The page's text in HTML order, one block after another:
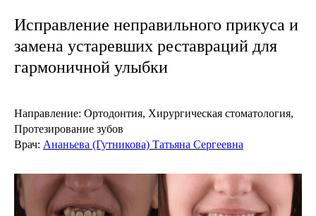
Исправление неправильного прикуса и
замена устаревших реставраций для
гармоничной улыбки
Направление: Ортодонтия, Хирургическая стоматология,
Протезирование зубов
Врач: Ананьева (Гутникова) Татьяна Сергеевна